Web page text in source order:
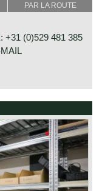
PAR LA ROUTE
+31 (0)529 481 385